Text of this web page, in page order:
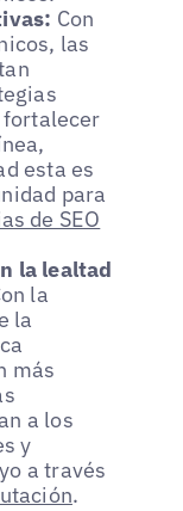
Con
las
esta es
para
de SEO
la lealtad
la
la
más
a los
y
a través
.